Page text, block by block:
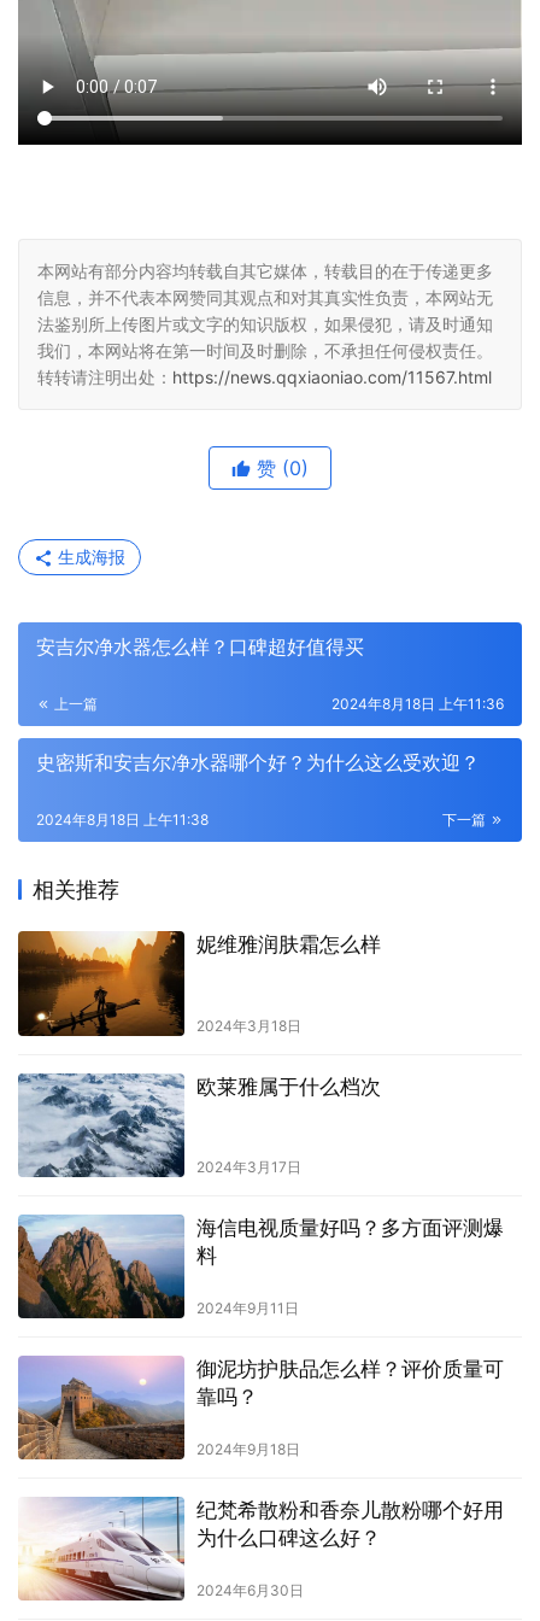
本网站有部分内容均转载自其它媒体，转载目的在于传递更多
信息，并不代表本网赞同其观点和对其真实性负责，本网站无
法鉴别所上传图片或文字的知识版权，如果侵犯，请及时通知
我们，本网站将在第一时间及时删除，不承担任何侵权责任。
转转请注明出处： https://news.qqxiaoniao.com/11567.html
赞 (0)
生成海报
安吉尔净水器怎么样？口碑超好值得买
上一篇 2024年8月18日 上午11:36
史密斯和安吉尔净水器哪个好？为什么这么受欢迎？
下一篇
2024年8月18日 上午11:38
相关推荐
妮维雅润肤霜怎么样
2024年3月18日
欧莱雅属于什么档次
2024年3月17日
海信电视质量好吗？多方面评测爆
料
2024年9月11日
御泥坊护肤品怎么样？评价质量可
靠吗？
2024年9月18日
纪梵希散粉和香奈儿散粉哪个好用
为什么口碑这么好？
2024年6月30日